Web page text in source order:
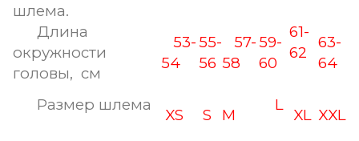
шлема.
Длина
окружности
головы, см
53-
54
55-
56
57-
58
59-
60
61-
62
63-
64
Размер шлема
XS S M
L
XL XXL